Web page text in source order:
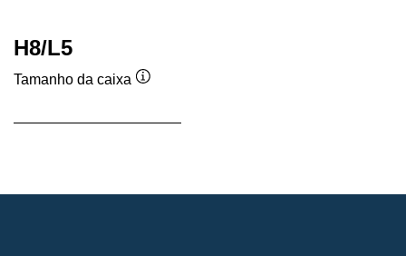
H8/L5
Tamanho da caixa
ferramenta